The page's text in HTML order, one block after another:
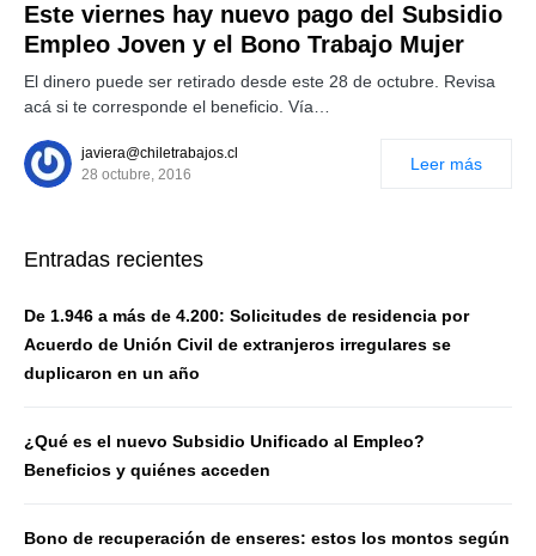
Este viernes hay nuevo pago del Subsidio
Empleo Joven y el Bono Trabajo Mujer
El dinero puede ser retirado desde este 28 de octubre. Revisa
acá si te corresponde el beneficio. Vía…
javiera@chiletrabajos.cl
28 octubre, 2016
Leer más
Entradas recientes
De 1.946 a más de 4.200: Solicitudes de residencia por
Acuerdo de Unión Civil de extranjeros irregulares se
duplicaron en un año
¿Qué es el nuevo Subsidio Unificado al Empleo?
Beneficios y quiénes acceden
Bono de recuperación de enseres: estos los montos según